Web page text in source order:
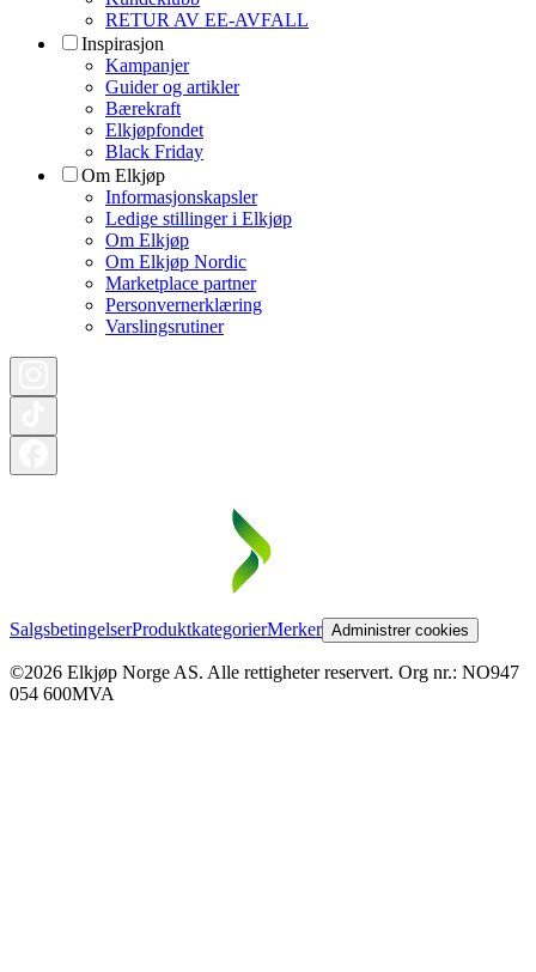
RETUR AV EE-AVFALL
Inspirasjon
Kampanjer
Guider og artikler
Bærekraft
Elkjøpfondet
Black Friday
Om Elkjøp
Informasjonskapsler
Ledige stillinger i Elkjøp
Om Elkjøp
Om Elkjøp Nordic
Marketplace partner
Personvernerklæring
Varslingsrutiner
SalgsbetingelserProduktkategorierMerker Administrer cookies
©2026 Elkjøp Norge AS. Alle rettigheter reservert. Org nr.: NO947
054 600MVA